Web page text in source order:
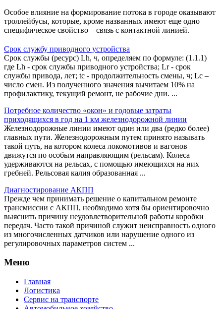
Особое влияние на формирование потока в городе оказывают
троллейбусы, которые, кроме названных имеют еще одно
специфическое свойство – связь с контактной линией.
Срок службу приводного устройства
Срок службы (ресурс) Lh, ч, определяем по формуле: (1.1.1)
где Lh - срок службы приводного устройства; Lr - срок
службы привода, лет; tc - продолжительность смены, ч; Lс –
число смен. Из полученного значения вычитаем 10% на
профилактику, текущий ремонт, не рабочие дни. ...
Потребное количество «окон» и годовые затраты
приходящихся в год на 1 км железнодорожной линии
Железнодорожные линии имеют один или два (редко более)
главных пути. Железнодорожным путем принято называть
такой путь, на котором колеса локомотивов и вагонов
движутся по особым направляющим (рельсам). Колеса
удерживаются на рельсах, с помощью имеющихся на них
гребней. Рельсовая калия образованная ...
Диагностирование АКПП
Прежде чем принимать решение о капитальном ремонте
трансмиссии с АКПП, необходимо хотя бы ориентировочно
выяснить причину неудовлетворительной работы коробки
передач. Часто такой причиной служит неисправность одного
из многочисленных датчиков или нарушение одного из
регулировочных параметров систем ...
Меню
Главная
Логистика
Сервис на транспорте